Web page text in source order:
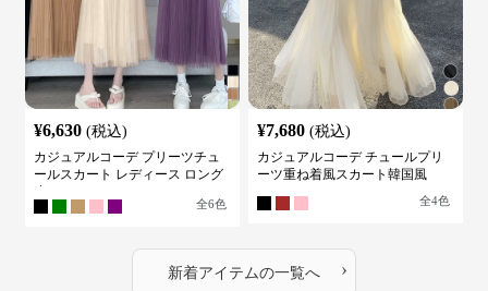
¥6,630 (税込)
カジュアルコーデ プリーツチュ
ールスカート レディース ロング
全6色
¥7,680 (税込)
カジュアルコーデ チュールプリ
ーツ重ね着風スカート韓国風
全4色
新着アイテムの一覧へ ›